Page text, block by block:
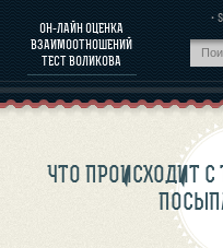
ОН-ЛАЙН ОЦЕНКА
ВЗАИМООТНОШЕНИЙ
ТЕСТ ВОЛИКОВА
·
О
ЧТО ПРОИСХОДИТ